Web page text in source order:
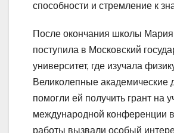
способности и стремление к
После окончания школы
поступила в Московский
университет, где изучала
Великолепные академические
помогли ей получить грант на
международной конференции
работы вызвали особый